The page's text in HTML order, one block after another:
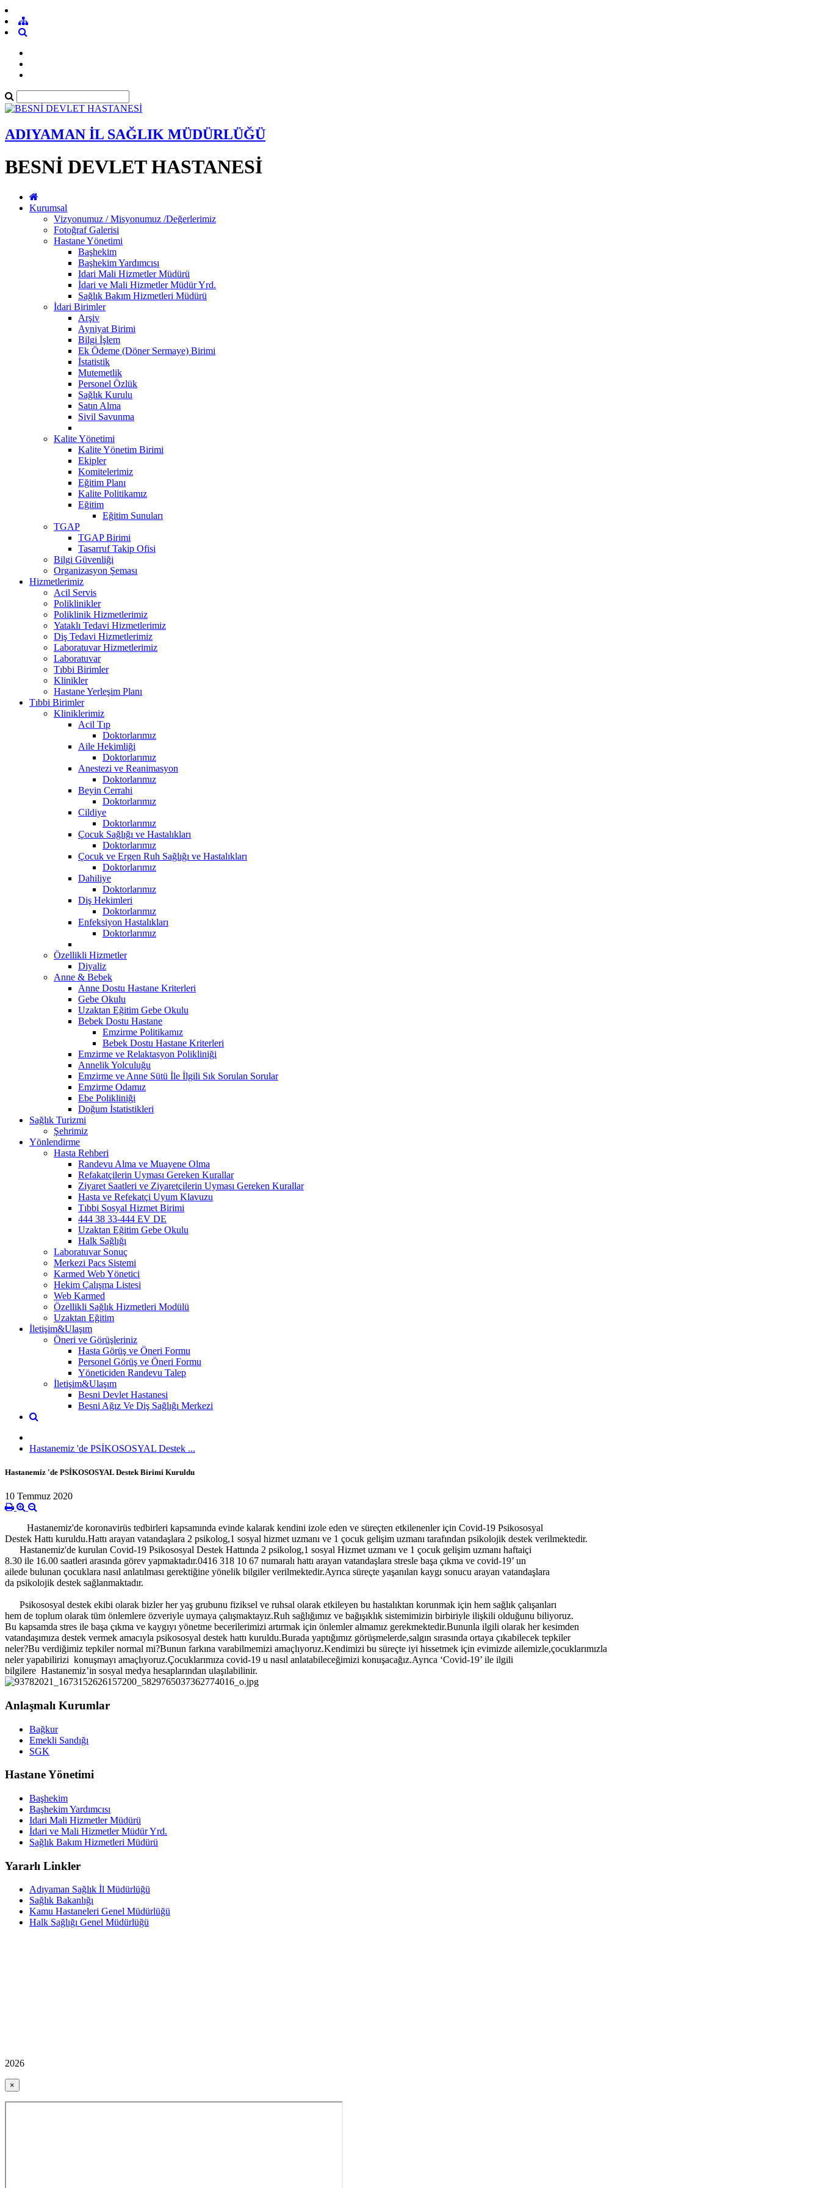
ADIYAMAN İL SAĞLIK MÜDÜRLÜĞÜ
BESNİ DEVLET HASTANESİ
Kurumsal
Vizyonumuz / Misyonumuz /Değerlerimiz
Fotoğraf Galerisi
Hastane Yönetimi
Başhekim
Başhekim Yardımcısı
Idari Mali Hizmetler Müdürü
İdari ve Mali Hizmetler Müdür Yrd.
Sağlık Bakım Hizmetleri Müdürü
İdari Birimler
Arşiv
Ayniyat Birimi
Bilgi İşlem
Ek Ödeme (Döner Sermaye) Birimi
İstatistik
Mutemetlik
Personel Özlük
Sağlık Kurulu
Satın Alma
Sivil Savunma
Kalite Yönetimi
Kalite Yönetim Birimi
Ekipler
Komitelerimiz
Eğitim Planı
Kalite Politikamız
Eğitim
Eğitim Sunuları
TGAP
TGAP Birimi
Tasarruf Takip Ofisi
Bilgi Güvenliği
Organizasyon Şeması
Hizmetlerimiz
Acil Servis
Poliklinikler
Poliklinik Hizmetlerimiz
Yataklı Tedavi Hizmetlerimiz
Diş Tedavi Hizmetlerimiz
Laboratuvar Hizmetlerimiz
Laboratuvar
Tıbbi Birimler
Klinikler
Hastane Yerleşim Planı
Tıbbi Birimler
Kliniklerimiz
Acil Tıp
Doktorlarımız
Aile Hekimliği
Doktorlarımız
Anestezi ve Reanimasyon
Doktorlarımız
Beyin Cerrahi
Doktorlarımız
Cildiye
Doktorlarımız
Çocuk Sağlığı ve Hastalıkları
Doktorlarımız
Çocuk ve Ergen Ruh Sağlığı ve Hastalıkları
Doktorlarımız
Dahiliye
Doktorlarımız
Diş Hekimleri
Doktorlarımız
Enfeksiyon Hastalıkları
Doktorlarımız
Özellikli Hizmetler
Diyaliz
Anne & Bebek
Anne Dostu Hastane Kriterleri
Gebe Okulu
Uzaktan Eğitim Gebe Okulu
Bebek Dostu Hastane
Emzirme Politikamız
Bebek Dostu Hastane Kriterleri
Emzirme ve Relaktasyon Polikliniği
Annelik Yolculuğu
Emzirme ve Anne Sütü İle İlgili Sık Sorulan Sorular
Emzirme Odamız
Ebe Polikliniği
Doğum İstatistikleri
Sağlık Turizmi
Şehrimiz
Yönlendirme
Hasta Rehberi
Randevu Alma ve Muayene Olma
Refakatçilerin Uyması Gereken Kurallar
Ziyaret Saatleri ve Ziyaretçilerin Uyması Gereken Kurallar
Hasta ve Refekatçi Uyum Klavuzu
Tıbbi Sosyal Hizmet Birimi
444 38 33-444 EV DE
Uzaktan Eğitim Gebe Okulu
Halk Sağlığı
Laboratuvar Sonuç
Merkezi Pacs Sistemi
Karmed Web Yönetici
Hekim Çalışma Listesi
Web Karmed
Özellikli Sağlık Hizmetleri Modülü
Uzaktan Eğitim
İletişim&Ulaşım
Öneri ve Görüşleriniz
Hasta Görüş ve Öneri Formu
Personel Görüş ve Öneri Formu
Yöneticiden Randevu Talep
İletişim&Ulaşım
Besni Devlet Hastanesi
Besni Ağız Ve Diş Sağlığı Merkezi
Hastanemiz 'de PSİKOSOSYAL Destek ...
Hastanemiz 'de PSİKOSOSYAL Destek Birimi Kuruldu
10 Temmuz 2020
Hastanemiz'de koronavirüs tedbirleri kapsamında evinde kalarak kendini izole eden ve süreçten etkilenenler için Covid-19 Psikososyal
Destek Hattı kuruldu.Hattı arayan vatandaşlara 2 psikolog,1 sosyal hizmet uzmanı ve 1 çocuk gelişim uzmanı tarafından psikolojik destek verilmektedir.
Hastanemiz'de kurulan Covid-19 Psikososyal Destek Hattında 2 psikolog,1 sosyal Hizmet uzmanı ve 1 çocuk gelişim uzmanı haftaiçi
8.30 ile 16.00 saatleri arasında görev yapmaktadır.0416 318 10 67 numaralı hattı arayan vatandaşlara stresle başa çıkma ve covid-19’ un
ailede bulunan çocuklara nasıl anlatılması gerektiğine yönelik bilgiler verilmektedir.Ayrıca süreçte yaşanılan kaygı sonucu arayan vatandaşlara
da psikolojik destek sağlanmaktadır.
Psikososyal destek ekibi olarak bizler her yaş grubunu fiziksel ve ruhsal olarak etkileyen bu hastalıktan korunmak için hem sağlık çalışanları
hem de toplum olarak tüm önlemlere özveriyle uymaya çalışmaktayız.Ruh sağlığımız ve bağışıklık sistemimizin birbiriyle ilişkili olduğunu biliyoruz.
Bu kapsamda stres ile başa çıkma ve kaygıyı yönetme becerilerimizi artırmak için önlemler almamız gerekmektedir.Bununla ilgili olarak her kesimden
vatandaşımıza destek vermek amacıyla psikososyal destek hattı kuruldu.Burada yaptığımız görüşmelerde,salgın sırasında ortaya çıkabilecek tepkiler
neler?Bu verdiğimiz tepkiler normal mi?Bunun farkına varabilmemizi amaçlıyoruz.Kendimizi bu süreçte iyi hissetmek için evimizde ailemizle,çocuklarımızla
neler yapabilirizi konuşmayı amaçlıyoruz.Çocuklarımıza covid-19 u nasıl anlatabileceğimizi konuşacağız.Ayrıca ‘Covid-19’ ile ilgili
bilgilere Hastanemiz’in sosyal medya hesaplarından ulaşılabilinir.
Anlaşmalı Kurumlar
Bağkur
Emekli Sandığı
SGK
Hastane Yönetimi
Başhekim
Başhekim Yardımcısı
Idari Mali Hizmetler Müdürü
İdari ve Mali Hizmetler Müdür Yrd.
Sağlık Bakım Hizmetleri Müdürü
Yararlı Linkler
Adıyaman Sağlık İl Müdürlüğü
Sağlık Bakanlığı
Kamu Hastaneleri Genel Müdürlüğü
Halk Sağlığı Genel Müdürlüğü
2026
×